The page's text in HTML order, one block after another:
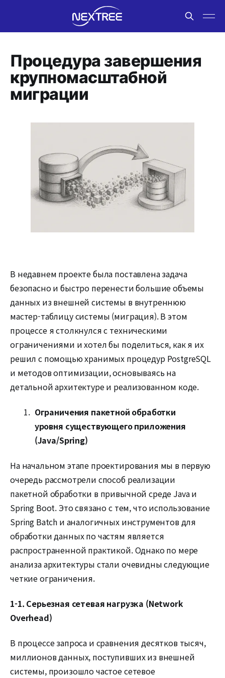
Процедура завершения
крупномасштабной
миграции
В недавнем проекте была поставлена задача
безопасно и быстро перенести большие объемы
данных из внешней системы в внутреннюю
мастер-таблицу системы (миграция). В этом
процессе я столкнулся с техническими
ограничениями и хотел бы поделиться, как я их
решил с помощью хранимых процедур PostgreSQL
и методов оптимизации, основываясь на
детальной архитектуре и реализованном коде.
Ограничения пакетной обработки
уровня существующего приложения
(Java/Spring)
На начальном этапе проектирования мы в первую
очередь рассмотрели способ реализации
пакетной обработки в привычной среде Java и
Spring Boot. Это связано с тем, что использование
Spring Batch и аналогичных инструментов для
обработки данных по частям является
распространенной практикой. Однако по мере
анализа архитектуры стали очевидны следующие
четкие ограничения.
1-1. Серьезная сетевая нагрузка (Network
Overhead)
В процессе запроса и сравнения десятков тысяч,
миллионов данных, поступивших из внешней
системы, произошло частое сетевое